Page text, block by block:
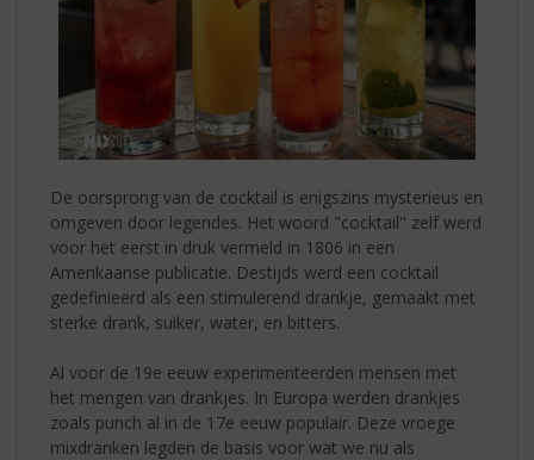
De oorsprong van de cocktail is enigszins mysterieus en
omgeven door legendes. Het woord "cocktail" zelf werd
voor het eerst in druk vermeld in 1806 in een
Amerikaanse publicatie. Destijds werd een cocktail
gedefinieerd als een stimulerend drankje, gemaakt met
sterke drank, suiker, water, en bitters.
Al voor de 19e eeuw experimenteerden mensen met
het mengen van drankjes. In Europa werden drankjes
zoals punch al in de 17e eeuw populair. Deze vroege
mixdranken legden de basis voor wat we nu als